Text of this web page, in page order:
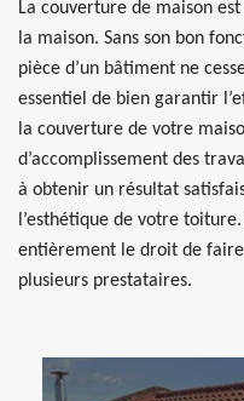
La couverture de maison
la maison. Sans son bon
pièce d’un bâtiment ne
essentiel de bien garantir
la couverture de votre
d’accomplissement des
à obtenir un résultat
l’esthétique de votre
entièrement le droit de
plusieurs prestataires.